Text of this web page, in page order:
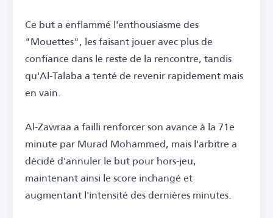
Ce but a enflammé l'enthousiasme des
"Mouettes", les faisant jouer avec plus de
confiance dans le reste de la rencontre, tandis
qu'Al-Talaba a tenté de revenir rapidement mais
en vain.
Al-Zawraa a failli renforcer son avance à la 71e
minute par Murad Mohammed, mais l'arbitre a
décidé d'annuler le but pour hors-jeu,
maintenant ainsi le score inchangé et
augmentant l'intensité des dernières minutes.